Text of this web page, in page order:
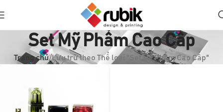
Set Mỹ Phẩm Cao Cấp
Trang chủ Lưu trữ theo Thể loại "Set Mỹ Phẩm Cao Cấp"